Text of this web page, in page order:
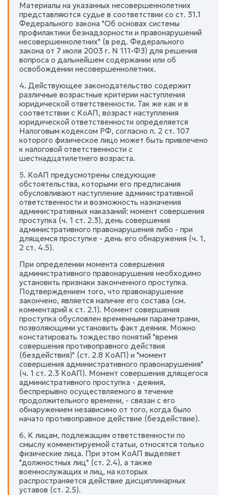
Материалы на указанных несовершеннолетних
представляются судье в соответствии со ст. 31.1
Федерального закона "Об основах системы
профилактики безнадзорности и правонарушений
несовершеннолетних" (в ред. Федерального
закона от 7 июля 2003 г. N 111-ФЗ) для решения
вопроса о дальнейшем содержании или об
освобождении несовершеннолетних.
4. Действующее законодательство содержит
различные возрастные критерии наступления
юридической ответственности. Так же как и в
соответствии с КоАП, возраст наступления
юридической ответственности определяется
Налоговым кодексом РФ, согласно п. 2 ст. 107
которого физическое лицо может быть привлечено
к налоговой ответственности с
шестнадцатилетнего возраста.
5. КоАП предусмотрены следующие
обстоятельства, которыми его предписания
обусловливают наступление административной
ответственности и возможность назначения
административных наказаний: момент совершения
проступка (ч. 1 ст. 2.3), день совершения
административного правонарушения либо - при
длящемся проступке - день его обнаружения (ч. 1,
2 ст. 4.5).
При определении момента совершения
административного правонарушения необходимо
установить признаки законченного проступка.
Подтверждением того, что правонарушение
закончено, является наличие его состава (см.
комментарий к ст. 2.1). Момент совершения
проступка обусловлен временными параметрами,
позволяющими установить факт деяния. Можно
констатировать тождество понятий "время
совершения противоправного действия
(бездействия)" (ст. 2.8 КоАП) и "момент
совершения административного правонарушения"
(ч. 1 ст. 2.3 КоАП). Момент совершения длящегося
административного проступка - деяния,
беспрерывно осуществляемого в течение
продолжительного времени, - связан с его
обнаружением независимо от того, когда было
начато противоправное действие (бездействие).
6. К лицам, подлежащим ответственности по
смыслу комментируемой статьи, относятся только
физические лица. При этом КоАП выделяет
"должностных лиц" (ст. 2.4), а также
военнослужащих и лиц, на которых
распространяется действие дисциплинарных
уставов (ст. 2.5).